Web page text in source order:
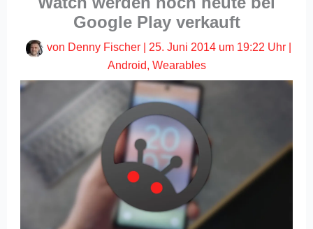
Google Play verkauft
von Denny Fischer 25. Juni 2014 um 19:22 Uhr|
Android, Wearables